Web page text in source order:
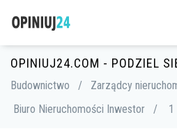
OPINIUJ24.COM - PODZIEL
Budownictwo / Zarządcy
Biuro Nieruchomości Inwestor
/ 1